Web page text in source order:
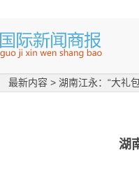
最新内容 > 湖南江永：“大礼
湖